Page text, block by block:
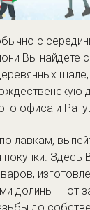
с
Вы найдете
офиса и
лавкам,
покупки. Здесь
долины — от